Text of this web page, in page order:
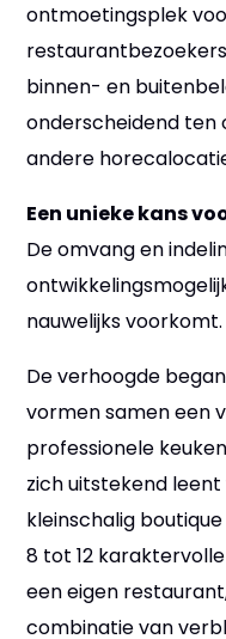
ontmoetingsplek
binnen- en
onderscheidend ten
andere
Een unieke kans
De omvang en
nauwelijks voorkomt.
De verhoogde
vormen samen een
professionele
zich uitstekend
kleinschalig
8 tot 12
een eigen
combinatie van